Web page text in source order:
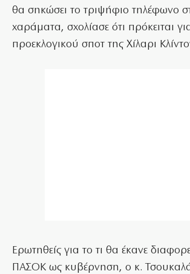
θα σηκώσει το τριψήφιο τηλέφωνο
χαράματα, σχολίασε ότι πρόκειται
προεκλογικού σποτ της Χίλαρι
Ερωτηθείς για το τι θα έκανε
ΠΑΣΟΚ ως κυβέρνηση, ο κ.